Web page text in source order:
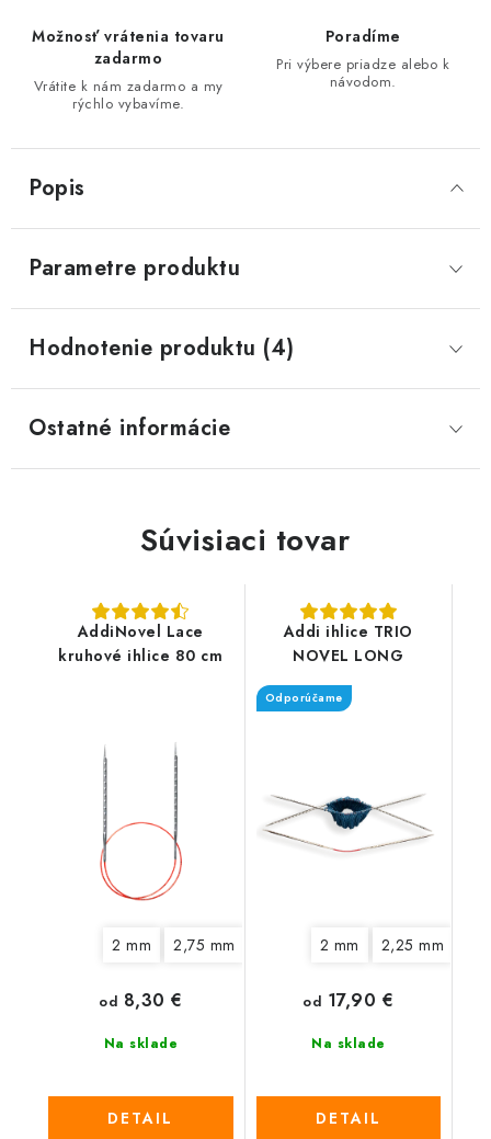
Možnosť vrátenia tovaru
zadarmo
Vrátite k nám zadarmo a my
rýchlo vybavíme.
Poradíme
Pri výbere priadze alebo k
návodom.
Popis
Parametre produktu
Hodnotenie produktu (4)
Ostatné informácie
Súvisiaci tovar
AddiNovel Lace
kruhové ihlice 80 cm
2 mm 2,75 mm 3,75 mm 4,5 mm
Na sklade
od 8,30 €
DETAIL
Addi ihlice TRIO
NOVEL LONG
Odporúčame
2 mm 2,25 mm
Na sklade
od 17,90 €
DETAIL